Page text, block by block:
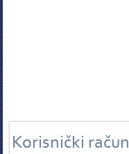
Korisnički račun